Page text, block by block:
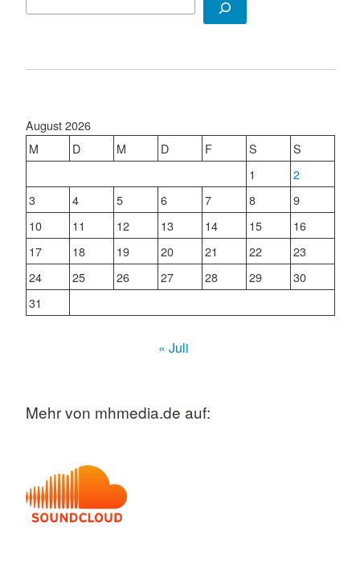
August 2026
M
D M D F S
S
1
2
3
4 5 6 7 8
9
10
11 12 13 14 15
16
17
18 19 20 21 22
23
24
25 26 27 28 29
30
31
« Juli
Mehr von mhmedia.de auf: